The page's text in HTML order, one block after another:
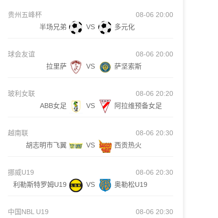
贵州五峰杯
08-06 20:00
半场兄弟
VS 多元化
球会友谊
08-06 20:00
拉里萨
VS 萨坚索斯
玻利女联
08-06 20:20
ABB女足
VS 阿拉维预备女足
越南联
08-06 20:30
胡志明市飞翼
VS 西贡热火
挪威U19
08-06 20:30
利勒斯特罗姆U19
VS 奥勒松U19
中国NBL U19 08-06 20:30